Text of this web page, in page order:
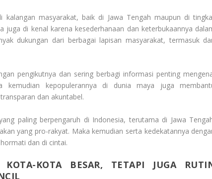
masyarakat, baik di Jawa Tengah maupun di
juga di kenal karena kesederhanaan dan keterbukaannya
dukungan dari berbagai lapisan masyarakat, termasuk
pengikutnya dan sering berbagi informasi penting
kemudian kepopulerannya di dunia maya juga
dan akuntabel.
paling berpengaruh di Indonesia, terutama di Jawa
yang pro-rakyat. Maka kemudian serta kedekatannya
dan di cintai.
KOTA BESAR, TETAPI JUGA